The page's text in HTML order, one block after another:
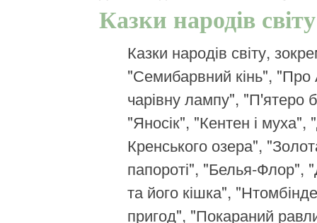
Казки народів світу
Казки народів світу,
"Семибарвний кінь", "Про
чарівну лампу", "П'ятеро
"Яносік", "Кентен і муха",
Кренського озера",
папороті", "Белья-Флор",
та його кішка",
пригод", "Покараний